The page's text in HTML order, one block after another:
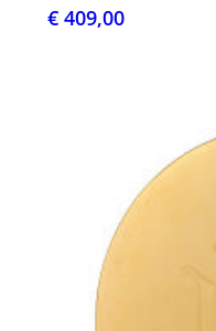
€ 409,00